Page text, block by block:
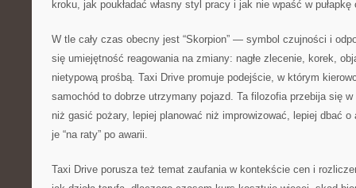
kroku, jak poukładać własny styl pracy i jak nie wpaść w pułapkę
W tle cały czas obecny jest “Skorpion” — symbol czujności i
się umiejętność reagowania na zmiany: nagłe zlecenie, korek,
nietypową prośbą. Taxi Drive promuje podejście, w którym
samochód to dobrze utrzymany pojazd. Ta filozofia przebija się
niż gasić pożary, lepiej planować niż improwizować, lepiej dbać o
je “na raty” po awarii.
Taxi Drive porusza też temat zaufania w kontekście cen i